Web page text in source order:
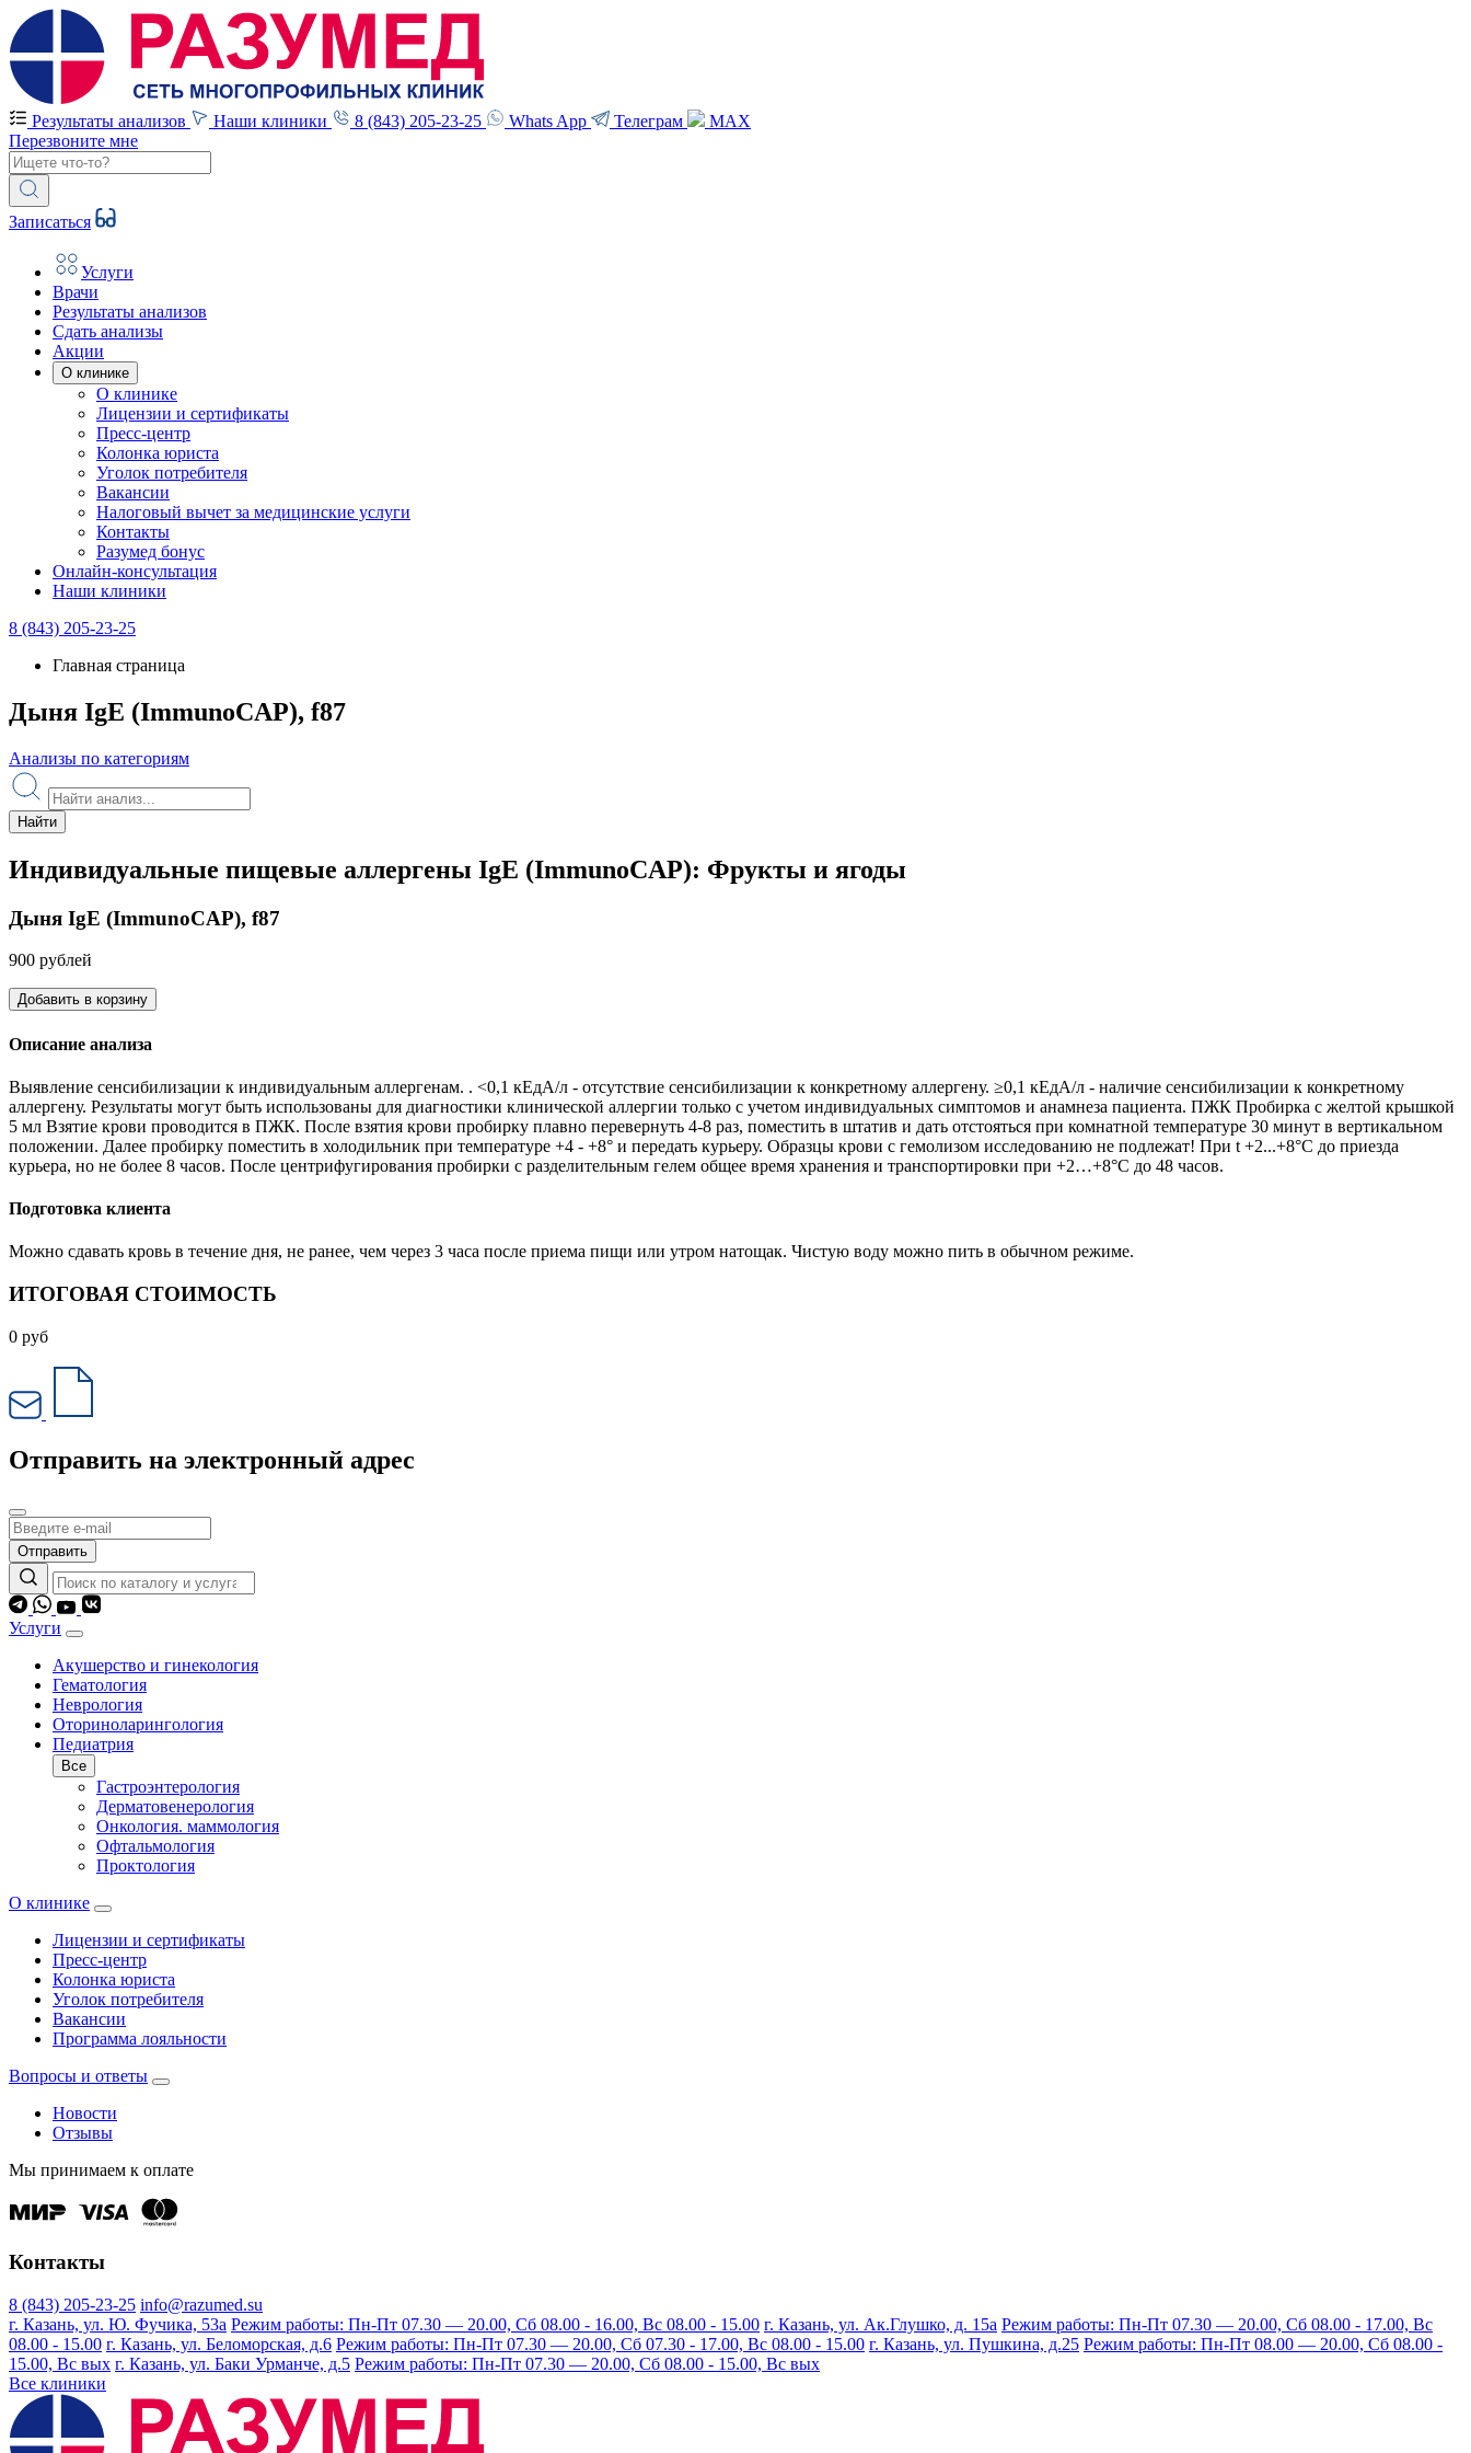
Результаты анализов Наши клиники 8 (843) 205-23-25 Whats App Телеграм
MAX
Перезвоните мне
Записаться
Услуги
Врачи
Результаты анализов
Сдать анализы
Акции
О клинике
О клинике
Лицензии и сертификаты
Пресс-центр
Колонка юриста
Уголок потребителя
Вакансии
Налоговый вычет за медицинские услуги
Контакты
Разумед бонус
Онлайн-консультация
Наши клиники
8 (843) 205-23-25
Главная страница
Дыня IgE (ImmunoCAP), f87
Анализы по категориям
Найти
Индивидуальные пищевые аллергены IgE (ImmunoCAP): Фрукты и ягоды
Дыня IgE (ImmunoCAP), f87
900 рублей
Добавить в корзину
Описание анализа
Выявление сенсибилизации к индивидуальным аллергенам. . <0,1 кЕдА/л - отсутствие сенсибилизации к конкретному аллергену. ≥0,1 кЕдА/л - наличие сенсибилизации к конкретному
аллергену. Результаты могут быть использованы для диагностики клинической аллергии только с учетом индивидуальных симптомов и анамнеза пациента. ПЖК Пробирка с желтой крышкой
5 мл Взятие крови проводится в ПЖК. После взятия крови пробирку плавно перевернуть 4-8 раз, поместить в штатив и дать отстояться при комнатной температуре 30 минут в вертикальном
положении. Далее пробирку поместить в холодильник при температуре +4 - +8° и передать курьеру. Образцы крови с гемолизом исследованию не подлежат! При t +2...+8°С до приезда
курьера, но не более 8 часов. После центрифугирования пробирки с разделительным гелем общее время хранения и транспортировки при +2…+8°С до 48 часов.
Подготовка клиента
Можно сдавать кровь в течение дня, не ранее, чем через 3 часа после приема пищи или утром натощак. Чистую воду можно пить в обычном режиме.
ИТОГОВАЯ СТОИМОСТЬ
0 руб
Отправить на электронный адрес
Отправить
Услуги
Акушерство и гинекология
Гематология
Неврология
Оториноларингология
Педиатрия
Все
Гастроэнтерология
Дерматовенерология
Онкология. маммология
Офтальмология
Проктология
О клинике
Лицензии и сертификаты
Пресс-центр
Колонка юриста
Уголок потребителя
Вакансии
Программа лояльности
Вопросы и ответы
Новости
Отзывы
Мы принимаем к оплате
Контакты
8 (843) 205-23-25 info@razumed.su
г. Казань, ул. Ю. Фучика, 53а Режим работы: Пн-Пт 07.30 — 20.00, Сб 08.00 - 16.00, Вс 08.00 - 15.00 г. Казань, ул. Ак.Глушко, д. 15а Режим работы: Пн-Пт 07.30 — 20.00, Сб 08.00 - 17.00, Вс
08.00 - 15.00 г. Казань, ул. Беломорская, д.6 Режим работы: Пн-Пт 07.30 — 20.00, Сб 07.30 - 17.00, Вс 08.00 - 15.00 г. Казань, ул. Пушкина, д.25 Режим работы: Пн-Пт 08.00 — 20.00, Сб 08.00 -
15.00, Вс вых г. Казань, ул. Баки Урманче, д.5 Режим работы: Пн-Пт 07.30 — 20.00, Сб 08.00 - 15.00, Вс вых
Все клиники